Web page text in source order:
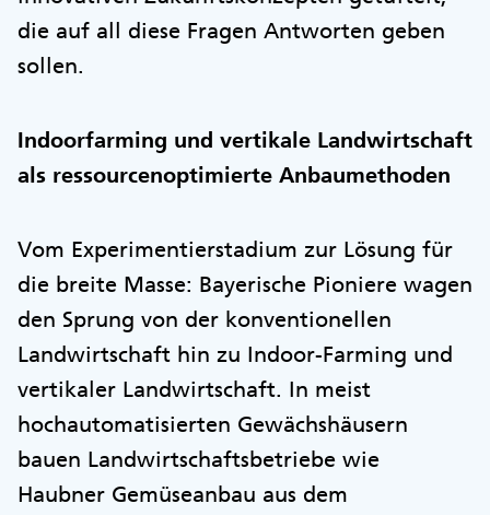
die auf all diese Fragen Antworten geben
sollen.
Indoorfarming und vertikale Landwirtschaft
als ressourcenoptimierte Anbaumethoden
Vom Experimentierstadium zur Lösung für
die breite Masse: Bayerische Pioniere wagen
den Sprung von der konventionellen
Landwirtschaft hin zu Indoor-Farming und
vertikaler Landwirtschaft. In meist
hochautomatisierten Gewächshäusern
bauen Landwirtschaftsbetriebe wie
Haubner Gemüseanbau aus dem